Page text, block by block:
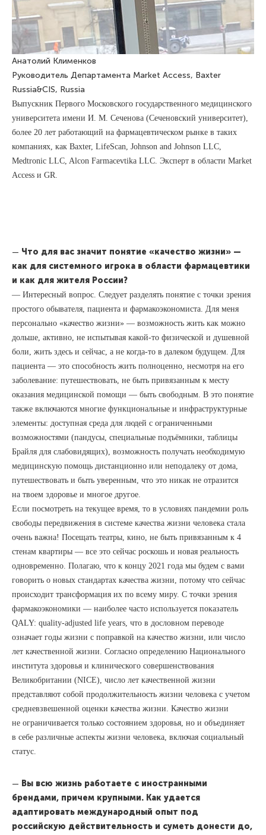
Анатолий Клименков
Руководитель Департамента Market Access, Baxter
Russia&CIS, Russia
Выпускник Первого Московского государственного медицинского
университета имени И. М. Сеченова (Сеченовский университет),
более 20 лет работающий на фармацевтическом рынке в таких
компаниях, как Baxter, LifeScan, Johnson and Johnson LLC,
Medtronic LLC, Alcon Farmacevtika LLC. Эксперт в области Market
Access и GR.
— Что для вас значит понятие «качество жизни» —
как для системного игрока в области фармацевтики
и как для жителя России?
— Интересный вопрос. Следует разделять понятие с точки зрения
простого обывателя, пациента и фармакоэкономиста. Для меня
персонально «качество жизни» — возможность жить как можно
дольше, активно, не испытывая какой-то физической и душевной
боли, жить здесь и сейчас, а не когда-то в далеком будущем. Для
пациента — это способность жить полноценно, несмотря на его
заболевание: путешествовать, не быть привязанным к месту
оказания медицинской помощи — быть свободным. В это понятие
также включаются многие функциональные и инфраструктурные
элементы: доступная среда для людей с ограниченными
возможностями (пандусы, специальные подъёмники, таблицы
Брайля для слабовидящих), возможность получать необходимую
медицинскую помощь дистанционно или неподалеку от дома,
путешествовать и быть уверенным, что это никак не отразится
на твоем здоровье и многое другое.
Если посмотреть на текущее время, то в условиях пандемии роль
свободы передвижения в системе качества жизни человека стала
очень важна! Посещать театры, кино, не быть привязанным к 4
стенам квартиры — все это сейчас роскошь и новая реальность
одновременно. Полагаю, что к концу 2021 года мы будем с вами
говорить о новых стандартах качества жизни, потому что сейчас
происходит трансформация их по всему миру. С точки зрения
фармакоэкономики — наиболее часто используется показатель
QALY: quality-adjusted life years, что в дословном переводе
означает годы жизни с поправкой на качество жизни, или число
лет качественной жизни. Согласно определению Национального
института здоровья и клинического совершенствования
Великобритании (NICE), число лет качественной жизни
представляют собой продолжительность жизни человека с учетом
средневзвешенной оценки качества жизни. Качество жизни
не ограничивается только состоянием здоровья, но и объединяет
в себе различные аспекты жизни человека, включая социальный
статус.
— Вы всю жизнь работаете с иностранными
брендами, причем крупными. Как удается
адаптировать международный опыт под
российскую действительность и суметь донести до,